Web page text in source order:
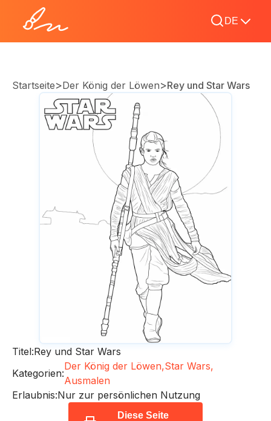
DE
Startseite>Der König der Löwen>Rey und Star Wars
Titel:Rey und Star Wars
Kategorien:
Der König der Löwen,Star Wars,
Ausmalen
Erlaubnis:Nur zur persönlichen Nutzung
Diese Seite